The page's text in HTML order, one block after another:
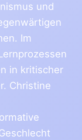
und
Im
in kritischer
Christine